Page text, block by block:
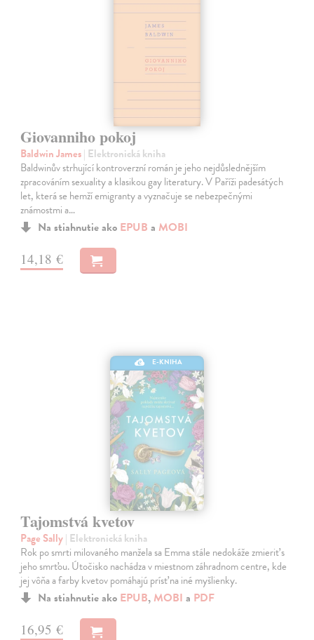
Giovanniho pokoj
Baldwin James| Elektronická kniha
Baldwinův strhující kontroverzní román je jeho nejdůslednějším
zpracováním sexuality a klasikou gay literatury. V Paříži padesátých
let, která se hemží emigranty a vyznačuje se nebezpečnými
známostmi a…
Na stiahnutie ako EPUB a MOBI
14,18 €
E-KNIHA
Tajomstvá kvetov
Page Sally| Elektronická kniha
Rok po smrti milovaného manžela sa Emma stále nedokáže zmieriť s
jeho smrťou. Útočisko nachádza v miestnom záhradnom centre, kde
jej vôňa a farby kvetov pomáhajú prísť na iné myšlienky.
Na stiahnutie ako EPUB, MOBI a PDF
16,95 €